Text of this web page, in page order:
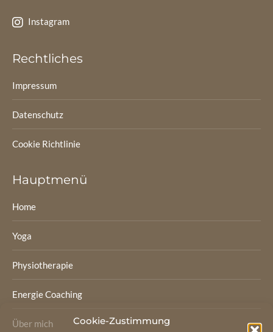
Cookie-Zustimmung
Instagram
Rechtliches
Impressum
Datenschutz
Cookie Richtlinie
Hauptmenü
Home
Yoga
Physiotherapie
Energie Coaching
Über mich